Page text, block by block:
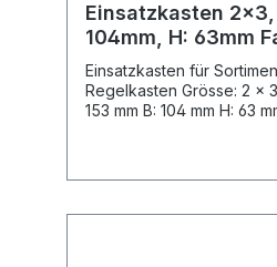
Einsatzkasten 2x3,
104mm, H: 63mm
silbergrau
Einsatzkasten für
Regelkasten Grösse: 2 x
153 mm B: 104 mm H: 63
passend zu Sortimo